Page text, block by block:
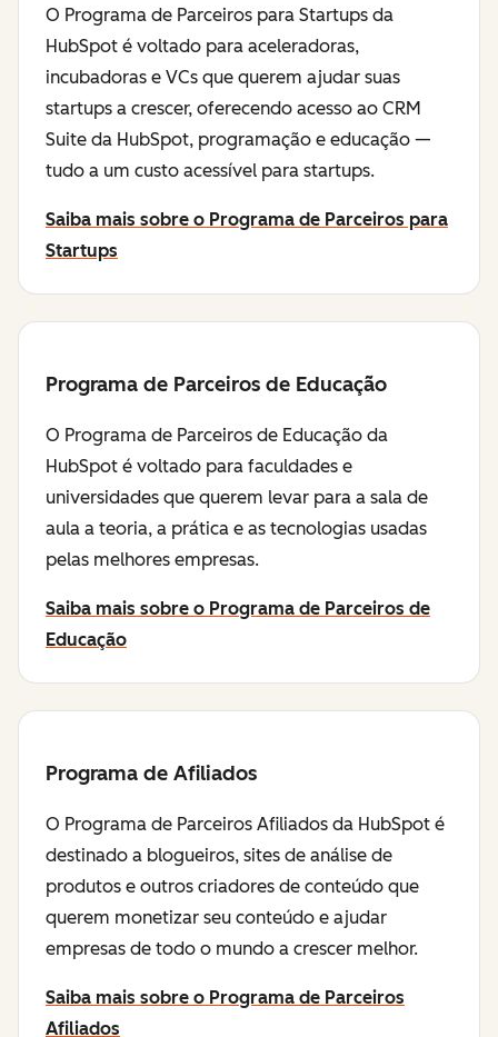
O Programa de Parceiros para Startups da
HubSpot é voltado para aceleradoras,
incubadoras e VCs que querem ajudar suas
startups a crescer, oferecendo acesso ao CRM
Suite da HubSpot, programação e educação —
tudo a um custo acessível para startups.
Saiba mais sobre o Programa de Parceiros para
Startups
Programa de Parceiros de Educação
O Programa de Parceiros de Educação da
HubSpot é voltado para faculdades e
universidades que querem levar para a sala de
aula a teoria, a prática e as tecnologias usadas
pelas melhores empresas.
Saiba mais sobre o Programa de Parceiros de
Educação
Programa de Afiliados
O Programa de Parceiros Afiliados da HubSpot é
destinado a blogueiros, sites de análise de
produtos e outros criadores de conteúdo que
querem monetizar seu conteúdo e ajudar
empresas de todo o mundo a crescer melhor.
Saiba mais sobre o Programa de Parceiros
Afiliados